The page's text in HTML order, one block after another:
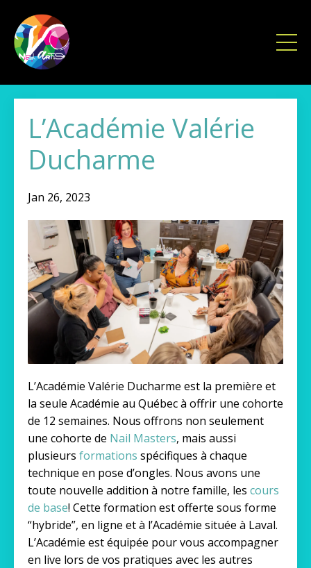
L’Académie Valérie
Ducharme
Jan 26, 2023
L’Académie Valérie Ducharme est la première et
la seule Académie au Québec à offrir une cohorte
de 12 semaines. Nous offrons non seulement
une cohorte de Nail Masters, mais aussi
plusieurs formations spécifiques à chaque
technique en pose d’ongles. Nous avons une
toute nouvelle addition à notre famille, les cours
de base! Cette formation est offerte sous forme
“hybride”, en ligne et à l’Académie située à Laval.
L’Académie est équipée pour vous accompagner
en live lors de vos pratiques avec les autres